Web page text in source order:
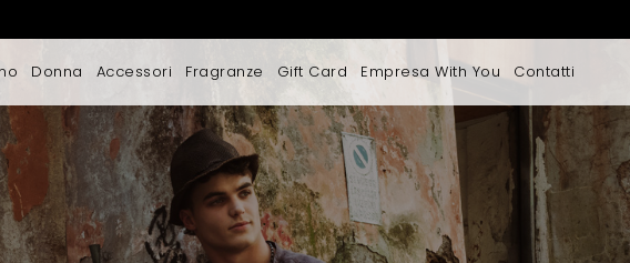
Donna Accessori Fragranze Gift Card Empresa With You Contatti